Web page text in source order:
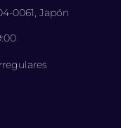
0061, Japón